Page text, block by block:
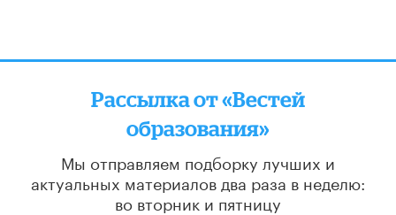
Рассылка от «Вестей
образования»
Мы отправляем подборку лучших и
актуальных материалов два раза в неделю:
во вторник и пятницу